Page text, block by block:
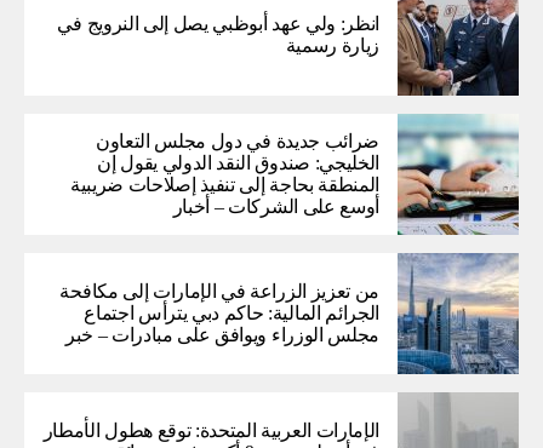
انظر: ولي عهد أبوظبي يصل إلى النرويج في
زيارة رسمية
ضرائب جديدة في دول مجلس التعاون
الخليجي: صندوق النقد الدولي يقول إن
المنطقة بحاجة إلى تنفيذ إصلاحات ضريبية
أوسع على الشركات – أخبار
من تعزيز الزراعة في الإمارات إلى مكافحة
الجرائم المالية: حاكم دبي يترأس اجتماع
مجلس الوزراء ويوافق على مبادرات – خبر
الإمارات العربية المتحدة: توقع هطول الأمطار